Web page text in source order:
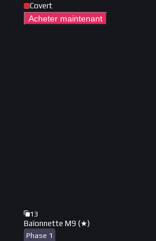
Covert
Acheter maintenant
13
Baïonnette M9 (★)
Phase 1